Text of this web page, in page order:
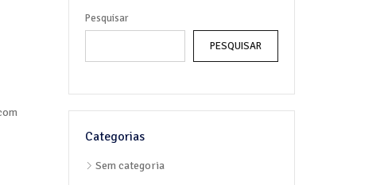
Pesquisar
PESQUISAR
Categorias
Sem categoria